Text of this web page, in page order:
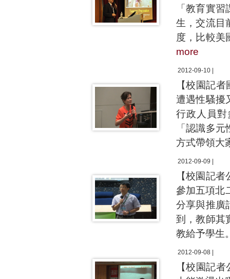
「教育實
生，交流目
度，比較美
more
2012-09-10 |
【校園記
遭遇性騷擾
行政人員
「認識多
方式帶領大
2012-09-09 |
【校園記
參加五項北
分享與推廣
到，教師其
教給予學生
2012-09-08 |
【校園記